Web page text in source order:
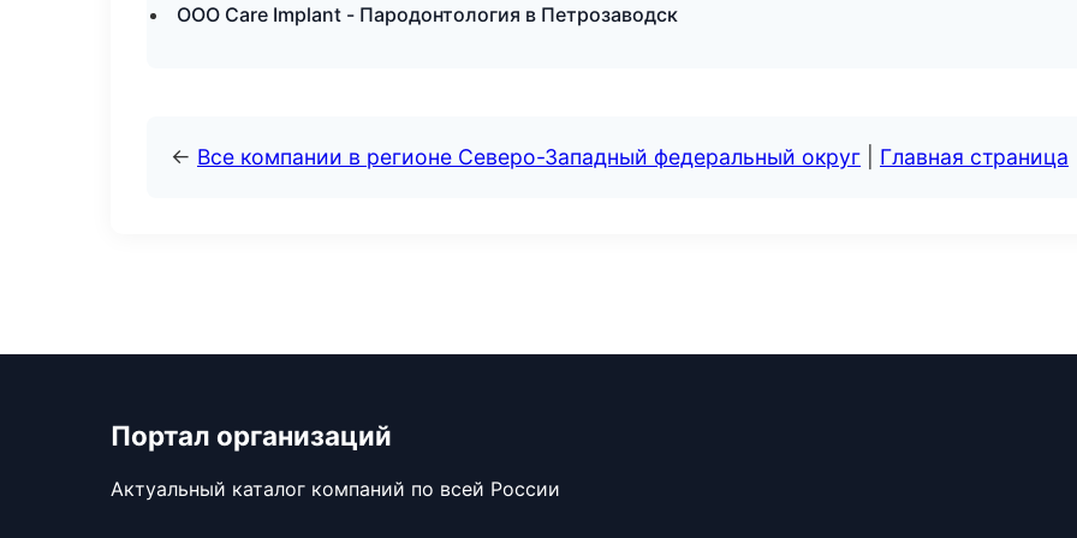
ООО Care Implant - Пародонтология в Петрозаводск
← Все компании в регионе Северо-Западный федеральный округ Главная страница
Портал организаций
Актуальный каталог компаний по всей России